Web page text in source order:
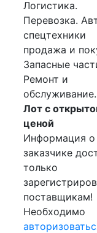
Логистика.
Перевозка.
спецтехники
продажа и
Запасные
Ремонт и
обслуживание.
Лот с
ценой
Информация о
заказчике
только
поставщикам!
Необходимо